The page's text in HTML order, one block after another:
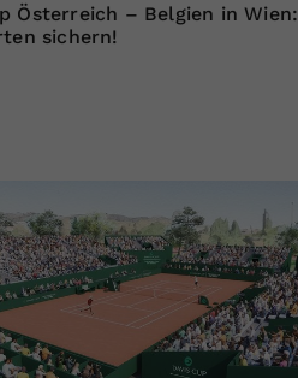
Österreich – Belgien in Wien:
sichern!